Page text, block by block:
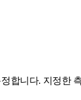
합니다. 지정한